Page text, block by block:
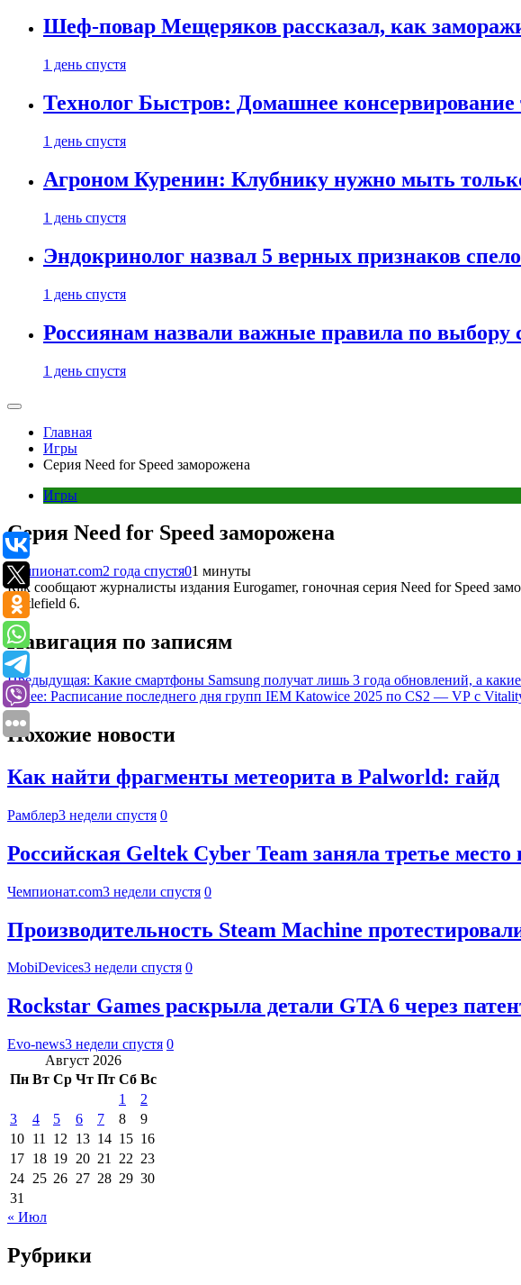
Шеф-повар Мещеряков рассказал, как
1 день спустя
Технолог Быстров: Домашнее консервирование
1 день спустя
Агроном Куренин: Клубнику нужно мыть
1 день спустя
Эндокринолог назвал 5 верных признаков
1 день спустя
Россиянам назвали важные правила по выбору
1 день спустя
Главная
Игры
Серия Need for Speed заморожена
Игры
Серия Need for Speed заморожена
Чемпионат.com2 года спустя01 минуты
Как сообщают журналисты издания Eurogamer, гоночная серия Need for Speed
Battlefield 6.
Навигация по записям
Предыдущая: Какие смартфоны Samsung получат лишь 3 года обновлений, а
Далее: Расписание последнего дня групп IEM Katowice 2025 по CS2 — VP с
Похожие новости
Как найти фрагменты метеорита в Palworld: гайд
Рамблер3 недели спустя 0
Российская Geltek Cyber Team заняла третье
Чемпионат.com3 недели спустя 0
Производительность Steam Machine
MobiDevices3 недели спустя 0
Rockstar Games раскрыла детали GTA 6 через
Evo-news3 недели спустя 0
Август 2026
Пн Вт Ср Чт Пт Сб Вс
1
2
3
4 5 6 7 8
9
10 11 12 13 14 15 16
17 18 19 20 21 22 23
24 25 26 27 28 29 30
31
« Июл
Рубрики